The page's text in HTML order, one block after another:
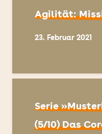
Agilität:
23. Februar 2021
Serie
(5/10) Das